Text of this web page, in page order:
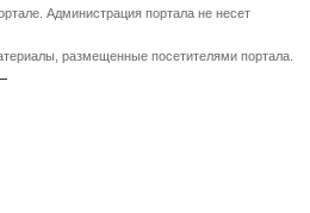
Администрация портала не несет
размещенные посетителями портала.